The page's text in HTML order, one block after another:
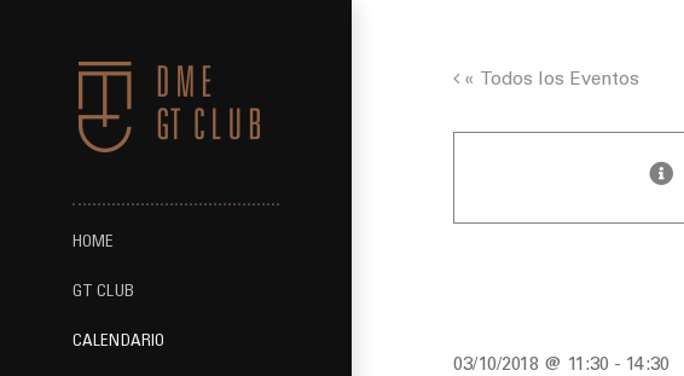
contenido
HOME
GT CLUB
CALENDARIO
« Todos los Eventos
03/10/2018 @ 11:30 - 14:30